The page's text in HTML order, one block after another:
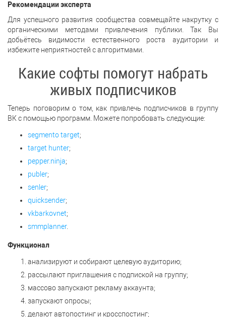
Рекомендации эксперта
Для успешного развития сообщества совмещайте накрутку с
органическими методами привлечения публики. Так Вы
добьётесь видимости естественного роста аудитории и
избежите неприятностей с алгоритмами.
Какие софты помогут набрать
живых подписчиков
Теперь поговорим о том, как привлечь подписчиков в группу
ВК с помощью программ. Можете попробовать следующие:
segmento target;
target hunter;
pepper.ninja;
publer;
senler;
quicksender;
vkbarkovnet;
smmplanner.
Функционал
анализируют и собирают целевую аудиторию;
рассылают приглашения с подпиской на группу;
массово запускают рекламу аккаунта;
запускают опросы;
делают автопостинг и кросспостинг;